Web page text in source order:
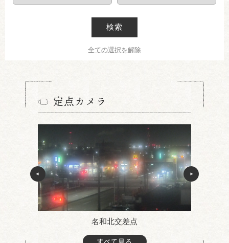
検索
全ての選択を解除
定点カメラ
名和北交差点
すべて見る